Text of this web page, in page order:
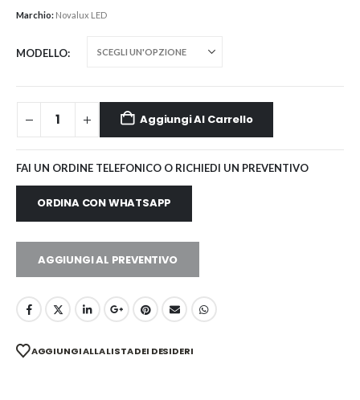
Marchio: Novalux LED
MODELLO
Aggiungi Al Carrello
FAI UN ORDINE TELEFONICO O RICHIEDI UN PREVENTIVO
ORDINA CON WHATSAPP
AGGIUNGI AL PREVENTIVO
AGGIUNGI ALLA LISTA DEI DESIDERI